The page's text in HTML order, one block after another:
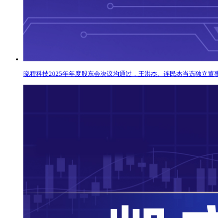
晓程科技2025年年度股东会决议均通过，王洪杰、连民杰当选独立董